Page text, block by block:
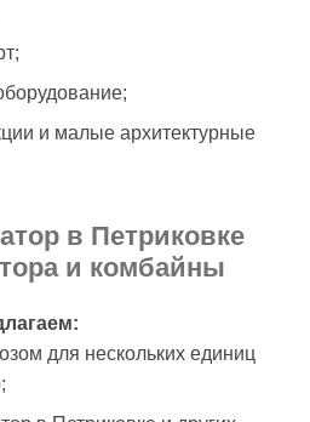
и малые архитектурные
в Петриковке
и комбайны
для нескольких единиц